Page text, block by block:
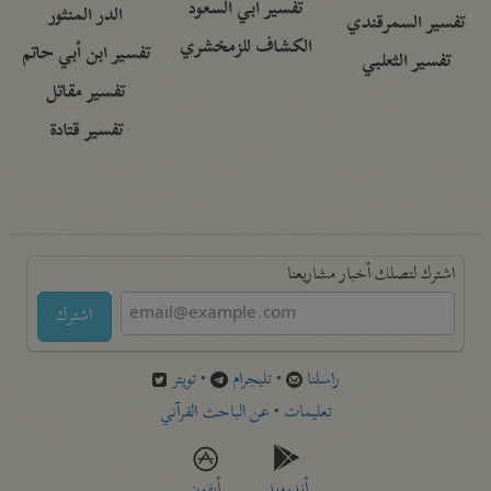
تفسير السمرقندي
تفسير الثعلبي
تفسير أبي السعود
الكشاف للزمخشري
الدر المنثور
تفسير ابن أبي حاتم
تفسير مقاتل
تفسير قتادة
اشترك لتصلك أخبار مشاريعنا
اشترك
راسلنا •تليجرام •تويتر
تعليمات •عن الباحث القرآني